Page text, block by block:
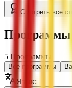
Смотреть все
Программы
5 Программы
Все программы
Язык: